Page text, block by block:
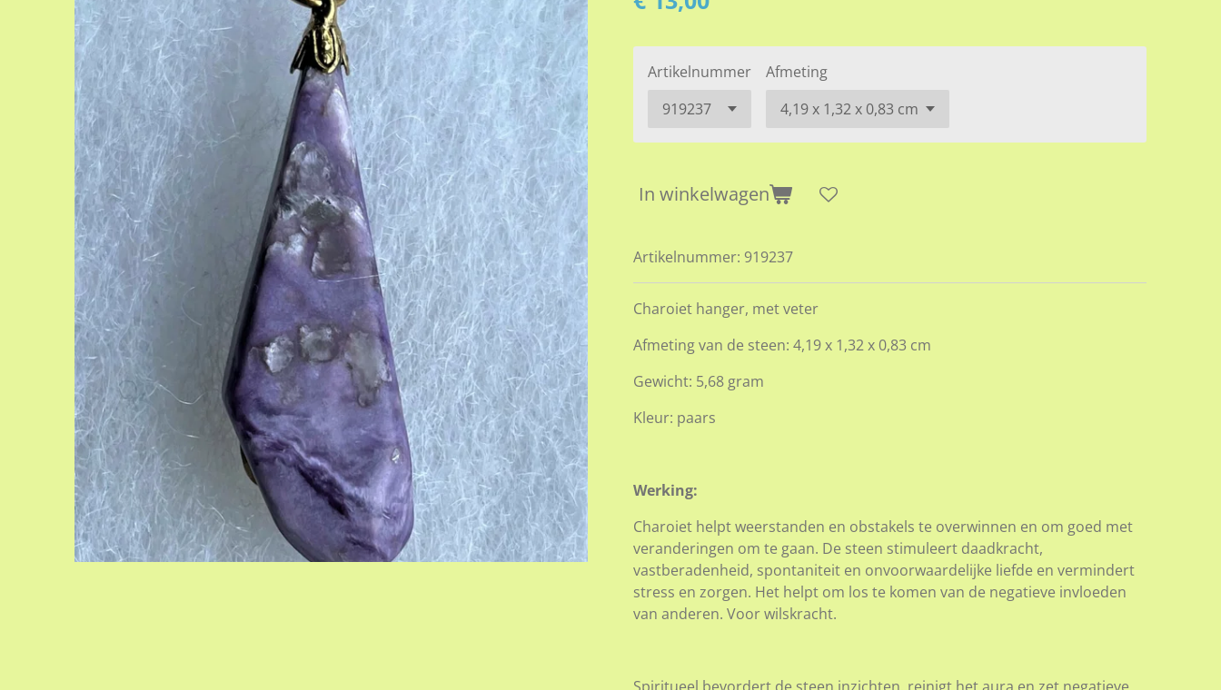
Artikelnummer Afmeting
In winkelwagen
Artikelnummer: 919237
Charoiet hanger, met veter
Afmeting van de steen: 4,19 x 1,32 x 0,83 cm
Gewicht: 5,68 gram
Kleur: paars
Werking:
Charoiet helpt weerstanden en obstakels te overwinnen en om goed met
veranderingen om te gaan. De steen stimuleert daadkracht,
vastberadenheid, spontaniteit en onvoorwaardelijke liefde en vermindert
stress en zorgen. Het helpt om los te komen van de negatieve invloeden
van anderen. Voor wilskracht.